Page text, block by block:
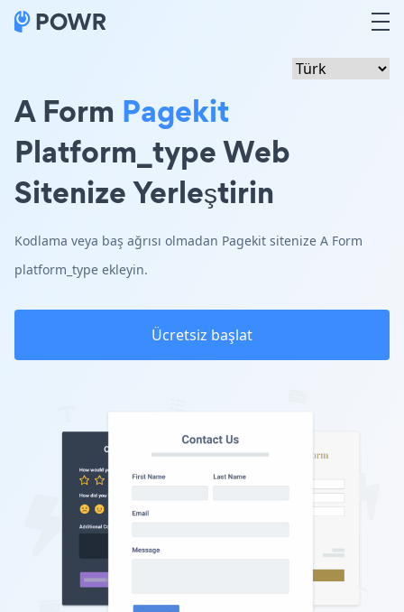
A Form Pagekit
Platform_type Web
Sitenize Yerleştirin
Kodlama veya baş ağrısı olmadan Pagekit sitenize A Form
platform_type ekleyin.
Ücretsiz başlat